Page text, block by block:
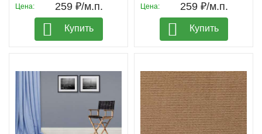
Цена: 259 ₽/м.п.
Купить
Цена: 259 ₽/м.п.
Купить